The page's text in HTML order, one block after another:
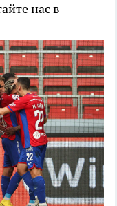
нас в